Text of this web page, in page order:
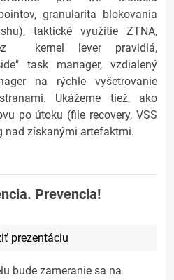
granularita blokovania
taktické využitie ZTNA,
kernel lever pravidlá,
task manager, vzdialený
na rýchle vyšetrovanie
Ukážeme tiež, ako
po útoku (file recovery, VSS
nad získanými artefaktmi.
Prevencia!
prezentáciu
bude zameranie sa na